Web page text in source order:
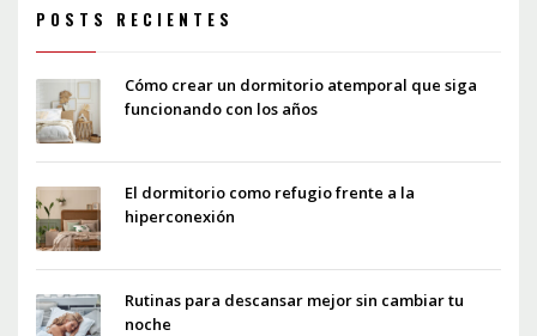
POSTS RECIENTES
Cómo crear un dormitorio atemporal que siga
funcionando con los años
El dormitorio como refugio frente a la
hiperconexión
Rutinas para descansar mejor sin cambiar tu
noche